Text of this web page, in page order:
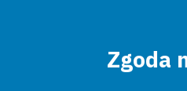
Zgoda